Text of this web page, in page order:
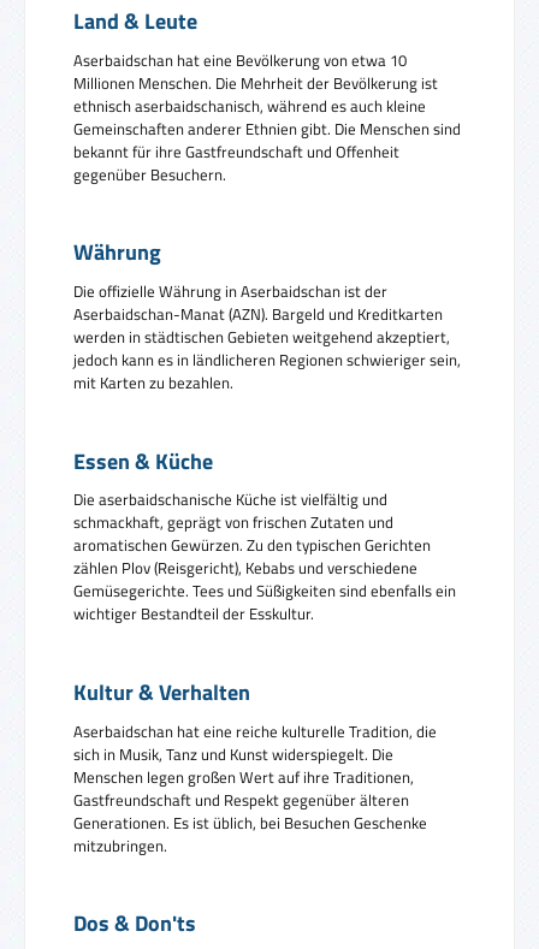
Land & Leute
Aserbaidschan hat eine Bevölkerung von etwa 10
Millionen Menschen. Die Mehrheit der Bevölkerung ist
ethnisch aserbaidschanisch, während es auch kleine
Gemeinschaften anderer Ethnien gibt. Die Menschen sind
bekannt für ihre Gastfreundschaft und Offenheit
gegenüber Besuchern.
Währung
Die offizielle Währung in Aserbaidschan ist der
Aserbaidschan-Manat (AZN). Bargeld und Kreditkarten
werden in städtischen Gebieten weitgehend akzeptiert,
jedoch kann es in ländlicheren Regionen schwieriger sein,
mit Karten zu bezahlen.
Essen & Küche
Die aserbaidschanische Küche ist vielfältig und
schmackhaft, geprägt von frischen Zutaten und
aromatischen Gewürzen. Zu den typischen Gerichten
zählen Plov (Reisgericht), Kebabs und verschiedene
Gemüsegerichte. Tees und Süßigkeiten sind ebenfalls ein
wichtiger Bestandteil der Esskultur.
Kultur & Verhalten
Aserbaidschan hat eine reiche kulturelle Tradition, die
sich in Musik, Tanz und Kunst widerspiegelt. Die
Menschen legen großen Wert auf ihre Traditionen,
Gastfreundschaft und Respekt gegenüber älteren
Generationen. Es ist üblich, bei Besuchen Geschenke
mitzubringen.
Dos & Don'ts